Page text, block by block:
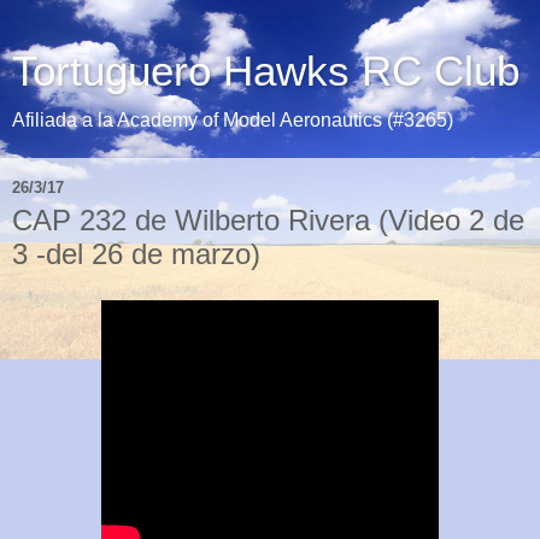
Tortuguero Hawks RC Club
Afiliada a la Academy of Model Aeronautics (#3265)
26/3/17
CAP 232 de Wilberto Rivera (Video 2 de
3 -del 26 de marzo)